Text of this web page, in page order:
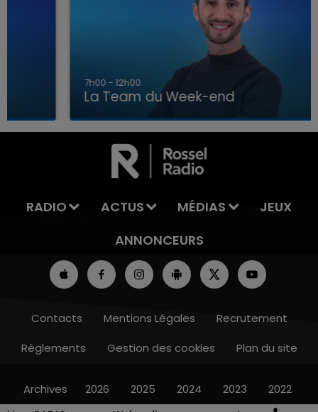
LA TEAM DU WEEK-END
La Team du Week-end
RADIO ACTUS MÉDIAS
JEUX
ANNONCEURS
Contacts Mentions Légales
Recrutement
Règlements
Gestion des cookies Plan du site
Archives 2026 2025 2024 2023 2022